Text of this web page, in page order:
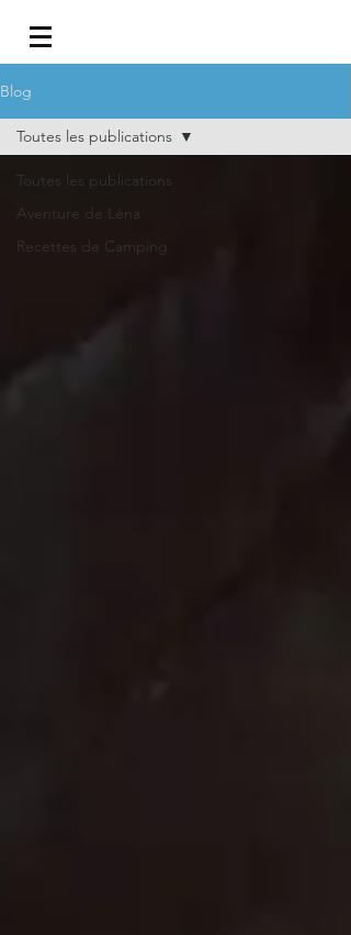
Blog
Toutes les publications
Aventure de Léna
Recettes de Camping
Toutes les publications